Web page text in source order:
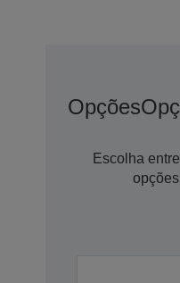
Opções
Escolha